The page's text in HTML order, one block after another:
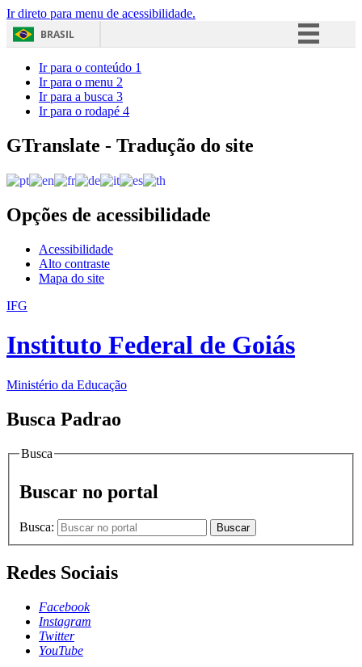
Ir direto para menu de acessibilidade.
BRASIL
Acesso à informação
Ir para o conteúdo 1
Ir para o menu 2
Ir para a busca 3
Ir para o rodapé 4
GTranslate - Tradução do site
Opções de acessibilidade
Acessibilidade
Alto contraste
Mapa do site
IFG
Instituto Federal de Goiás
Ministério da Educação
Busca Padrao
Busca
Buscar no portal
Busca: Buscar
Redes Sociais
Facebook
Instagram
Twitter
YouTube